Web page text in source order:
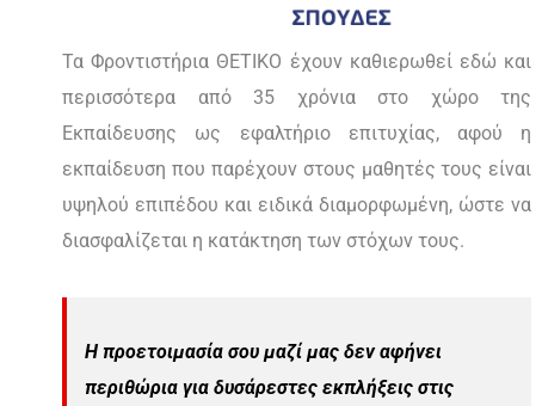
Τα Φροντιστήρια ΘΕΤΙΚΟ έχουν καθιερωθεί εδώ και
περισσότερα από 35 χρόνια στο χώρο της
Εκπαίδευσης ως εφαλτήριο επιτυχίας, αφού η
εκπαίδευση που παρέχουν στους μαθητές τους είναι
υψηλού επιπέδου και ειδικά διαμορφωμένη, ώστε να
διασφαλίζεται η κατάκτηση των στόχων τους.
Η προετοιμασία σου μαζί μας δεν αφήνει
περιθώρια για δυσάρεστες εκπλήξεις στις